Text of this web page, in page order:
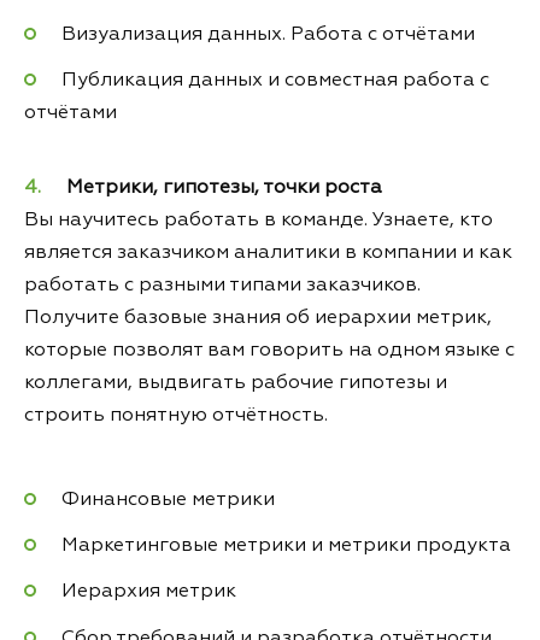
Визуализация данных. Работа с отчётами
Публикация данных и совместная работа с
отчётами
Метрики, гипотезы, точки роста
Вы научитесь работать в команде. Узнаете, кто
является заказчиком аналитики в компании и как
работать с разными типами заказчиков.
Получите базовые знания об иерархии метрик,
которые позволят вам говорить на одном языке с
коллегами, выдвигать рабочие гипотезы и
строить понятную отчётность.
Финансовые метрики
Маркетинговые метрики и метрики продукта
Иерархия метрик